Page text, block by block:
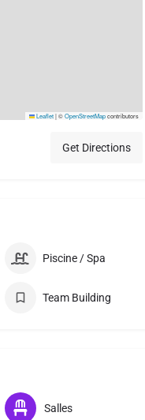
Leaflet|©OpenStreetMapcontributors
Get Directions
Piscine / Spa
Team Building
Salles